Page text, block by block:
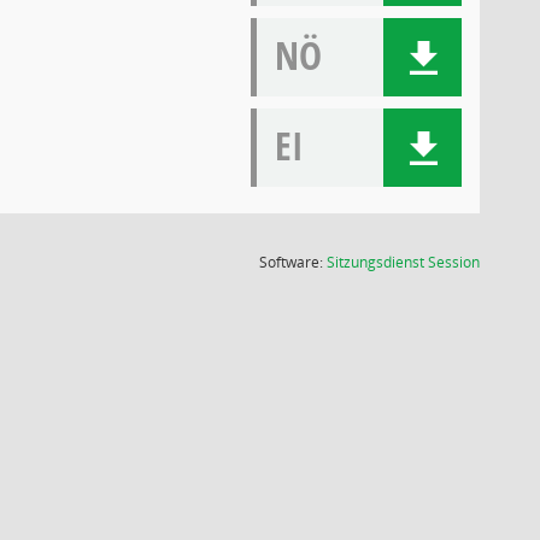
NÖ
EI
Software:SitzungsdienstSession(Wird in